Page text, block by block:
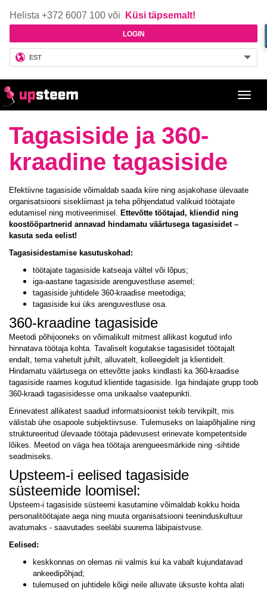
Helista +372 6007 100 või Küsi täpsemalt!
LOGIN
EST
Tagasiside ja 360-
kraadine tagasiside
Efektiivne tagasiside võimaldab saada kiire ning asjakohase ülevaate
organisatsiooni sisekliimast ja teha põhjendatud valikuid töötajate
edutamisel ning motiveerimisel. Ettevõtte töötajad, kliendid ning
koostööpartnerid annavad hindamatu väärtusega tagasisidet –
kasuta seda eelist!
Tagasisidestamise kasutuskohad:
töötajate tagasiside katseaja vältel või lõpus;
iga-aastane tagasiside arenguvestluse asemel;
tagasiside juhtidele 360-kraadise meetodiga;
tagasiside kui üks arenguvestluse osa.
360-kraadine tagasiside
Meetodi põhijooneks on võimalikult mitmest allikast kogutud info
hinnatava töötaja kohta. Tavaliselt kogutakse tagasisidet töötajalt
endalt, tema vahetult juhilt, alluvatelt, kolleegidelt ja klientidelt.
Hindamatu väärtusega on ettevõtte jaoks kindlasti ka 360-kraadise
tagasiside raames kogutud klientide tagasiside. Iga hindajate grupp toob
360-kraadi tagasisidesse oma unikaalse vaatepunkti.
Erinevatest allikatest saadud informatsioonist tekib tervikpilt, mis
välistab ühe osapoole subjektiivsuse. Tulemuseks on laiapõhjaline ning
struktureeritud ülevaade töötaja pädevusest erinevate kompetentside
lõikes. Meetod on väga hea töötaja arengueesmärkide ning -sihtide
seadmiseks.
Upsteem-i eelised tagasiside
süsteemide loomisel:
Upsteem-i tagasiside süsteemi kasutamine võimaldab kokku hoida
personalitöötajate aega ning muuta organisatsiooni teeninduskultuur
avatumaks - saavutades seeläbi suurema läbipaistvuse.
Eelised:
keskkonnas on olemas nii valmis kui ka vabalt kujundatavad
ankeedipõhjad;
tulemused on juhtidele kõigi neile alluvate üksuste kohta alati